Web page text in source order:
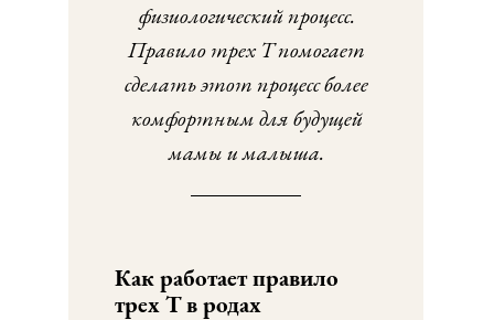
физиологический процесс.
Правило трех Т помогает
сделать этот процесс более
комфортным для будущей
мамы и малыша.
Как работает правило
трех Т в родах